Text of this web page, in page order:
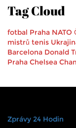
Tag Cloud
fotbal Praha NATO
mistrů tenis
Barcelona Donald
Praha Chelsea
Zprávy 24 Hodin